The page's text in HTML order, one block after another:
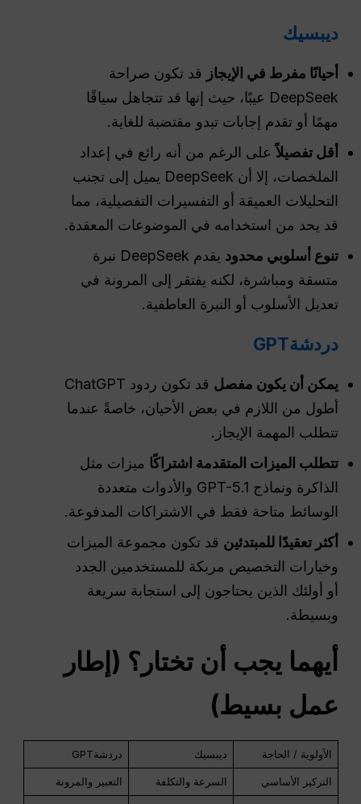
ديبسيك
أحيانًا مفرط في الإيجاز قد تكون صراحة
DeepSeek عيبًا، حيث إنها قد تتجاهل سياقًا
مهمًا أو تقدم إجابات تبدو مقتضبة للغاية.
أقل تفصيلاًعلى الرغم من أنه رائع في إعداد
الملخصات، إلا أن DeepSeek يميل إلى تجنب
التحليلات العميقة أو التفسيرات التفصيلية، مما
قد يحد من استخدامه في الموضوعات المعقدة.
تنوع أسلوبي محدود
يقدم DeepSeek نبرة
متسقة ومباشرة، لكنه يفتقر إلى المرونة في
تعديل الأسلوب أو النبرة العاطفية.
دردشةGPT
يمكن أن يكون مفصل
قد تكون ردود ChatGPT
أطول من اللازم في بعض الأحيان، خاصةً عندما
تتطلب المهمة الإيجاز.
تتطلب الميزات المتقدمة اشتراكًا ميزات مثل
الذاكرة ونماذج GPT-5.1 والأدوات متعددة
الوسائط متاحة فقط في الاشتراكات المدفوعة.
أكثر تعقيدًا للمبتدئين قد تكون مجموعة الميزات
وخيارات التخصيص مربكة للمستخدمين الجدد
أو أولئك الذين يحتاجون إلى استجابة سريعة
وبسيطة.
أيهما يجب أن تختار؟ (إطار
عمل بسيط)
الأولوية / الحاجة ديبسيك دردشةGPT
التركيز الأساسي السرعة والتكلفة التعبير والمرونة